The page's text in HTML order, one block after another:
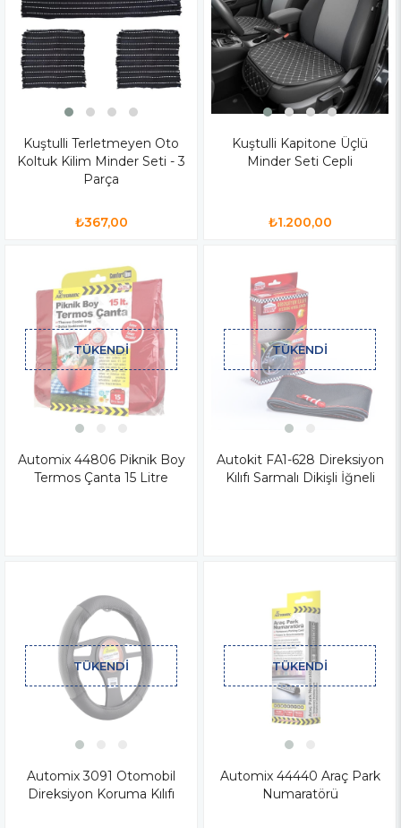
Kuştulli Terletmeyen Oto
Koltuk Kilim Minder Seti - 3
Parça
₺367,00
Kuştulli Kapitone Üçlü
Minder Seti Cepli
₺1.200,00
TÜKENDI
Automix 44806 Piknik Boy
Termos Çanta 15 Litre
TÜKENDI
Autokit FA1-628 Direksiyon
Kılıfı Sarmalı Dikişli İğneli
TÜKENDI
Automix 3091 Otomobil
Direksiyon Koruma Kılıfı
TÜKENDI
Automix 44440 Araç Park
Numaratörü